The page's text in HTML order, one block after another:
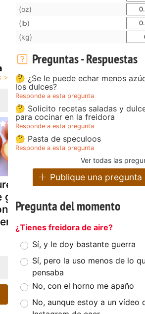
de patatas
guarnición (
y sin
Puré de
lombarda y
salchichas
(oz)
(lb)
(kg)
Preguntas - Respuestas
🤔 ¿Se le puede echar menos
los dulces?
Responde a esta pregunta
🤔 Solicito recetas saladas y
para cocinar en la freidora
Responde a esta pregunta
🤔 Pasta de speculoos
Responde a esta pregunta
Ver todas las
Publique una pregunta
Pregunta del momento
¿Tienes freidora de aire?
Sí, y le doy bastante guerra
Sí, pero la uso menos de lo
pensaba
No, con el horno me apaño
No, aunque estoy a un vídeo